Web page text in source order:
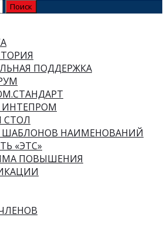
ПОДДЕРЖКА
ИНТЕПРОМ
СТОЛ
ШАБЛОНОВ НАИМЕНОВАНИЙ
«ЭТС»
ПОВЫШЕНИЯ